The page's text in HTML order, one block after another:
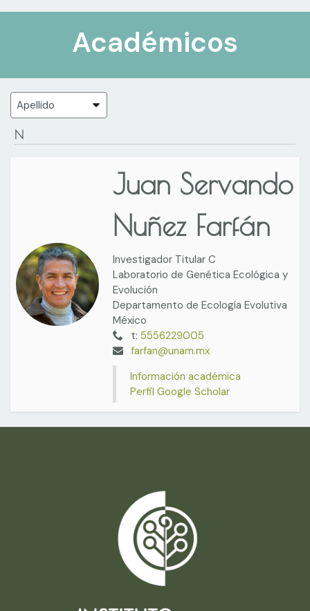
Académicos
N
Juan Servando
Nuñez Farfán
Investigador Titular C
Laboratorio de Genética Ecológica y
Evolución
Departamento de Ecología Evolutiva
México
t:5556229005
farfan@unam.mx
Información académica
Perfil Google Scholar